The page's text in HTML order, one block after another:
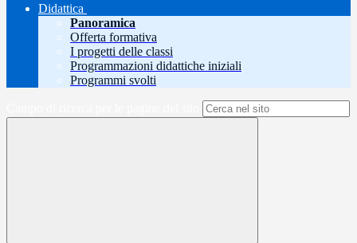
Didattica
Panoramica
Offerta formativa
I progetti delle classi
Programmazioni didattiche iniziali
Programmi svolti